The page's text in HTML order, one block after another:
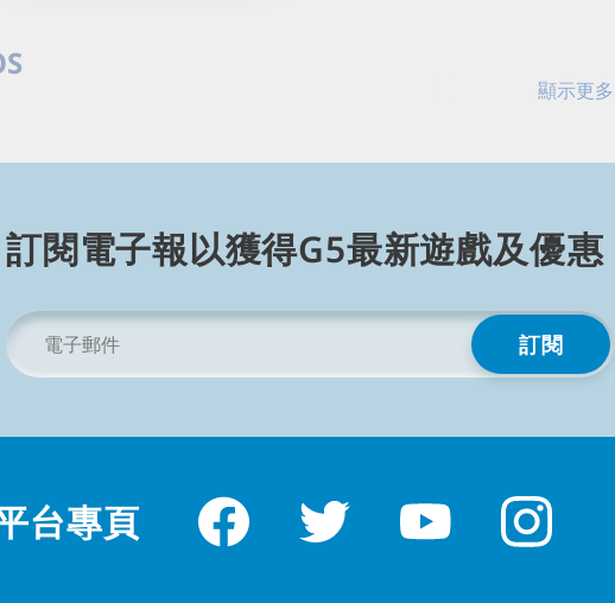
顯示更多
顯示較少
訂閱電子報以獲得G5最新遊戲及⁠優⁠惠
電
信
台專頁